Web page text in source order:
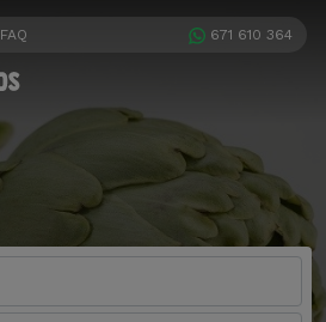
FAQ 671 610 364